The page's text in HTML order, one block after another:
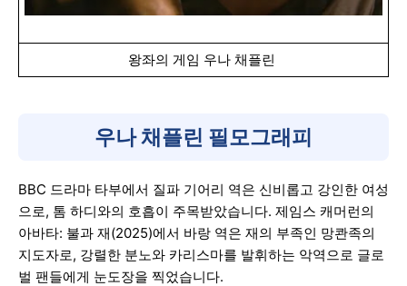
왕좌의 게임 우나 채플린
우나 채플린 필모그래피
BBC 드라마 타부에서 질파 기어리 역은 신비롭고 강인한 여성
으로, 톰 하디와의 호흡이 주목받았습니다. 제임스 캐머런의
아바타: 불과 재(2025)에서 바랑 역은 재의 부족인 망콴족의
지도자로, 강렬한 분노와 카리스마를 발휘하는 악역으로 글로
벌 팬들에게 눈도장을 찍었습니다.